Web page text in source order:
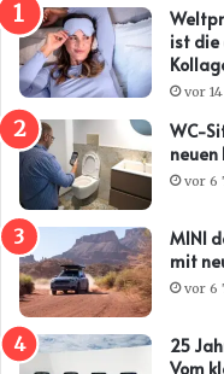
ist die
vor
WC-
neuen
vor 6
MINI
mit
vor 6
25
Vom